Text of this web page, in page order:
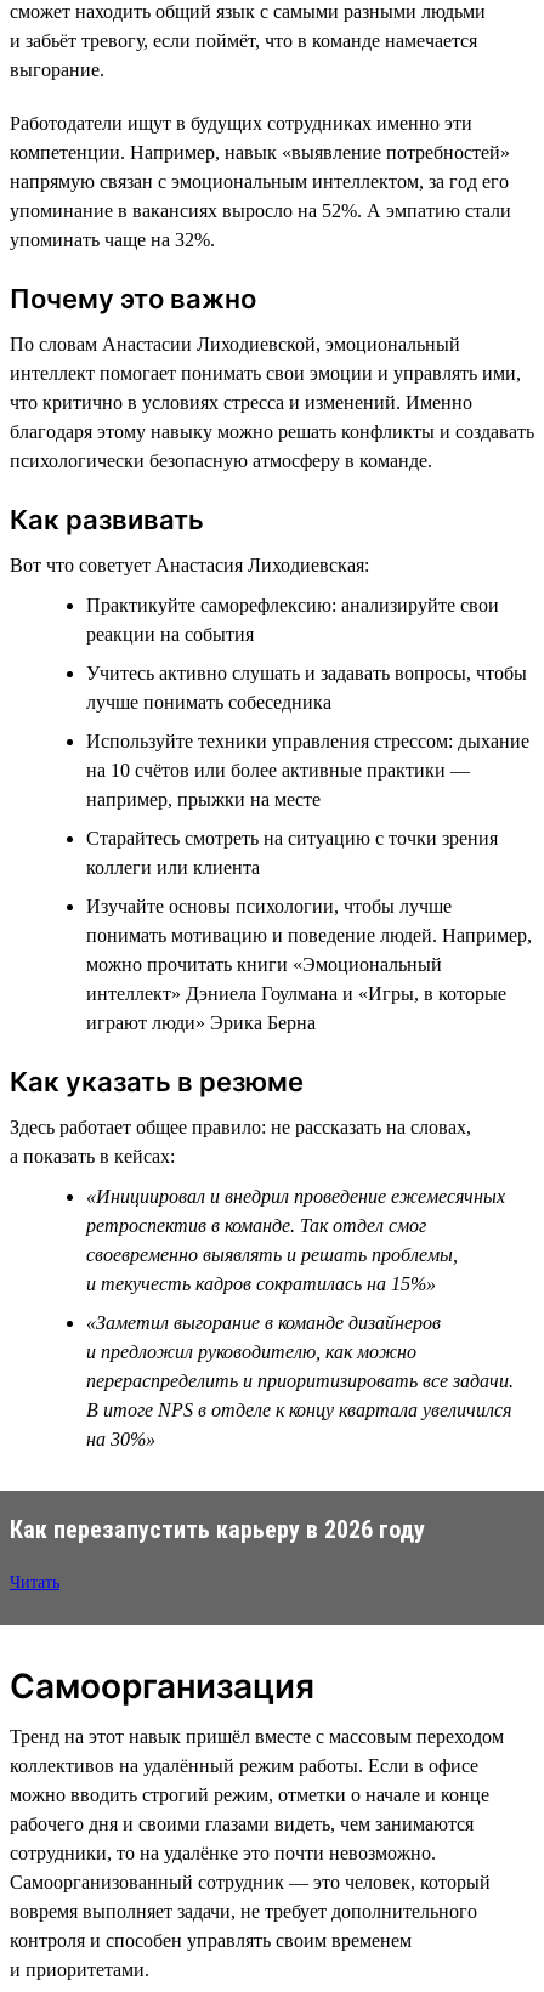
сможет находить общий язык с самыми разными людьми
и забьёт тревогу, если поймёт, что в команде намечается
выгорание.
Работодатели ищут в будущих сотрудниках именно эти
компетенции. Например, навык «выявление потребностей»
напрямую связан с эмоциональным интеллектом, за год его
упоминание в вакансиях выросло на 52%. А эмпатию стали
упоминать чаще на 32%.
Почему это важно
По словам Анастасии Лиходиевской, эмоциональный
интеллект помогает понимать свои эмоции и управлять ими,
что критично в условиях стресса и изменений. Именно
благодаря этому навыку можно решать конфликты и создавать
психологически безопасную атмосферу в команде.
Как развивать
Вот что советует Анастасия Лиходиевская:
Практикуйте саморефлексию: анализируйте свои
реакции на события
Учитесь активно слушать и задавать вопросы, чтобы
лучше понимать собеседника
Используйте техники управления стрессом: дыхание
на 10 счётов или более активные практики —
например, прыжки на месте
Старайтесь смотреть на ситуацию с точки зрения
коллеги или клиента
Изучайте основы психологии, чтобы лучше
понимать мотивацию и поведение людей. Например,
можно прочитать книги «Эмоциональный
интеллект» Дэниела Гоулмана и «Игры, в которые
играют люди» Эрика Берна
Как указать в резюме
Здесь работает общее правило: не рассказать на словах,
а показать в кейсах:
«Инициировал и внедрил проведение ежемесячных
ретроспектив в команде. Так отдел смог
своевременно выявлять и решать проблемы,
и текучесть кадров сократилась на 15%»
«Заметил выгорание в команде дизайнеров
и предложил руководителю, как можно
перераспределить и приоритизировать все задачи.
В итоге NPS в отделе к концу квартала увеличился
на 30%»
Как перезапустить карьеру в 2026 году
Читать
Самоорганизация
Тренд на этот навык пришёл вместе с массовым переходом
коллективов на удалённый режим работы. Если в офисе
можно вводить строгий режим, отметки о начале и конце
рабочего дня и своими глазами видеть, чем занимаются
сотрудники, то на удалёнке это почти невозможно.
Самоорганизованный сотрудник — это человек, который
вовремя выполняет задачи, не требует дополнительного
контроля и способен управлять своим временем
и приоритетами.